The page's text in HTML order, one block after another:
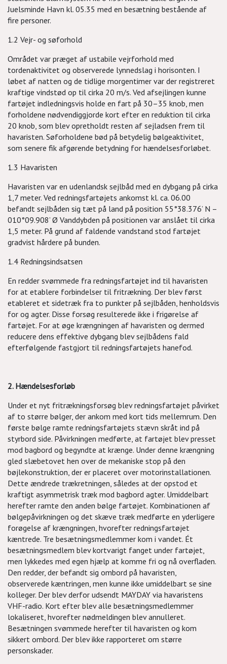
Juelsminde Havn kl. 05.35 med en besætning bestående af
fire personer.
1.2 Vejr- og søforhold
Området var præget af ustabile vejrforhold med
tordenaktivitet og observerede lynnedslag i horisonten. I
løbet af natten og de tidlige morgentimer var der registreret
kraftige vindstød op til cirka 20 m/s. Ved afsejlingen kunne
fartøjet indledningsvis holde en fart på 30–35 knob, men
forholdene nødvendiggjorde kort efter en reduktion til cirka
20 knob, som blev opretholdt resten af sejladsen frem til
havaristen. Søforholdene bød på betydelig bølgeaktivitet,
som senere fik afgørende betydning for hændelsesforløbet.
1.3 Havaristen
Havaristen var en udenlandsk sejlbåd med en dybgang på cirka
1,7 meter. Ved redningsfartøjets ankomst kl. ca. 06.00
befandt sejlbåden sig tæt på land på position 55°38.376’ N –
010°09.908’ Ø Vanddybden på positionen var anslået til cirka
1,5 meter. På grund af faldende vandstand stod fartøjet
gradvist hårdere på bunden.
1.4 Redningsindsatsen
En redder svømmede fra redningsfartøjet ind til havaristen
for at etablere forbindelser til fritrækning. Der blev først
etableret et sidetræk fra to punkter på sejlbåden, henholdsvis
for og agter. Disse forsøg resulterede ikke i frigørelse af
fartøjet. For at øge krængningen af havaristen og dermed
reducere dens effektive dybgang blev sejlbådens fald
efterfølgende fastgjort til redningsfartøjets hanefod.
2. Hændelsesforløb
Under et nyt fritrækningsforsøg blev redningsfartøjet påvirket
af to større bølger, der ankom med kort tids mellemrum. Den
første bølge ramte redningsfartøjets stævn skråt ind på
styrbord side. Påvirkningen medførte, at fartøjet blev presset
mod bagbord og begyndte at krænge. Under denne krængning
gled slæbetovet hen over de mekaniske stop på den
bøjlekonstruktion, der er placeret over motorinstallationen.
Dette ændrede trækretningen, således at der opstod et
kraftigt asymmetrisk træk mod bagbord agter. Umiddelbart
herefter ramte den anden bølge fartøjet. Kombinationen af
bølgepåvirkningen og det skæve træk medførte en yderligere
forøgelse af krængningen, hvorefter redningsfartøjet
kæntrede. Tre besætningsmedlemmer kom i vandet. Ét
besætningsmedlem blev kortvarigt fanget under fartøjet,
men lykkedes med egen hjælp at komme fri og nå overfladen.
Den redder, der befandt sig ombord på havaristen,
observerede kæntringen, men kunne ikke umiddelbart se sine
kolleger. Der blev derfor udsendt MAYDAY via havaristens
VHF-radio. Kort efter blev alle besætningsmedlemmer
lokaliseret, hvorefter nødmeldingen blev annulleret.
Besætningen svømmede herefter til havaristen og kom
sikkert ombord. Der blev ikke rapporteret om større
personskader.